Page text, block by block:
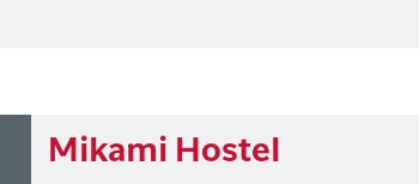
Mikami Hostel